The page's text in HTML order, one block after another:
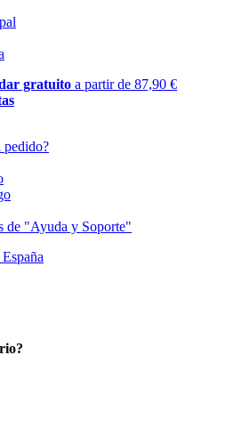
gratuito a partir de 87,90 €
pedido?
de "Ayuda y Soporte"